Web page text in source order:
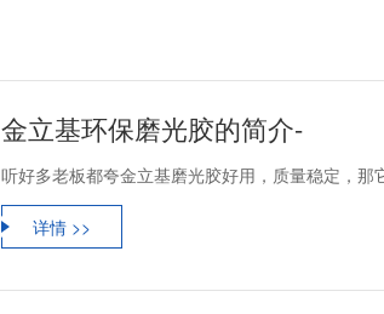
金立基环保磨光胶的简介-
听好多老板都夸金立基磨光胶好用，质量稳定，那
详情 >>